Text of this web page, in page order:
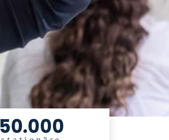
50.000